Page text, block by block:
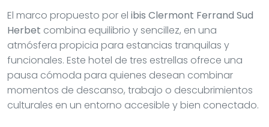
El marco propuesto por el ibis Clermont Ferrand Sud
Herbet combina equilibrio y sencillez, en una
atmósfera propicia para estancias tranquilas y
funcionales. Este hotel de tres estrellas ofrece una
pausa cómoda para quienes desean combinar
momentos de descanso, trabajo o descubrimientos
culturales en un entorno accesible y bien conectado.